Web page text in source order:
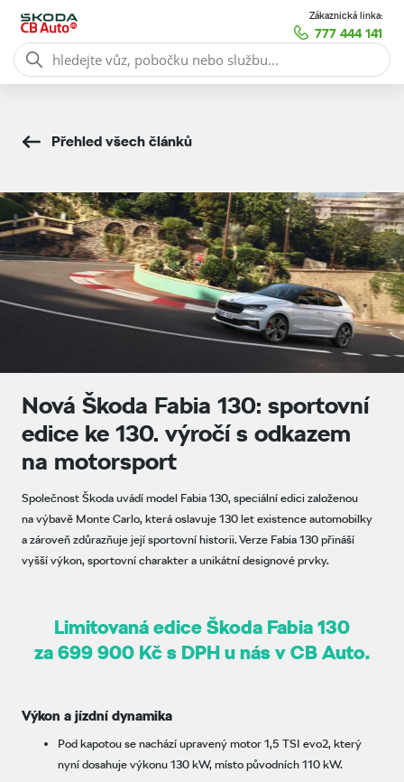
Zákaznická linka:
777 444 141
Přehled všech článků
Nová Škoda Fabia 130: sportovní
edice ke 130. výročí s odkazem
na motorsport
Společnost Škoda uvádí model Fabia 130, speciální edici založenou
na výbavě Monte Carlo, která oslavuje 130 let existence automobilky
a zároveň zdůrazňuje její sportovní historii. Verze Fabia 130 přináší
vyšší výkon, sportovní charakter a unikátní designové prvky.
Limitovaná edice Škoda Fabia 130
za 699 900 Kč s DPH u nás v CB Auto.
Výkon a jízdní dynamika
Pod kapotou se nachází upravený motor 1,5 TSI evo2, který
nyní dosahuje výkonu 130 kW, místo původních 110 kW.